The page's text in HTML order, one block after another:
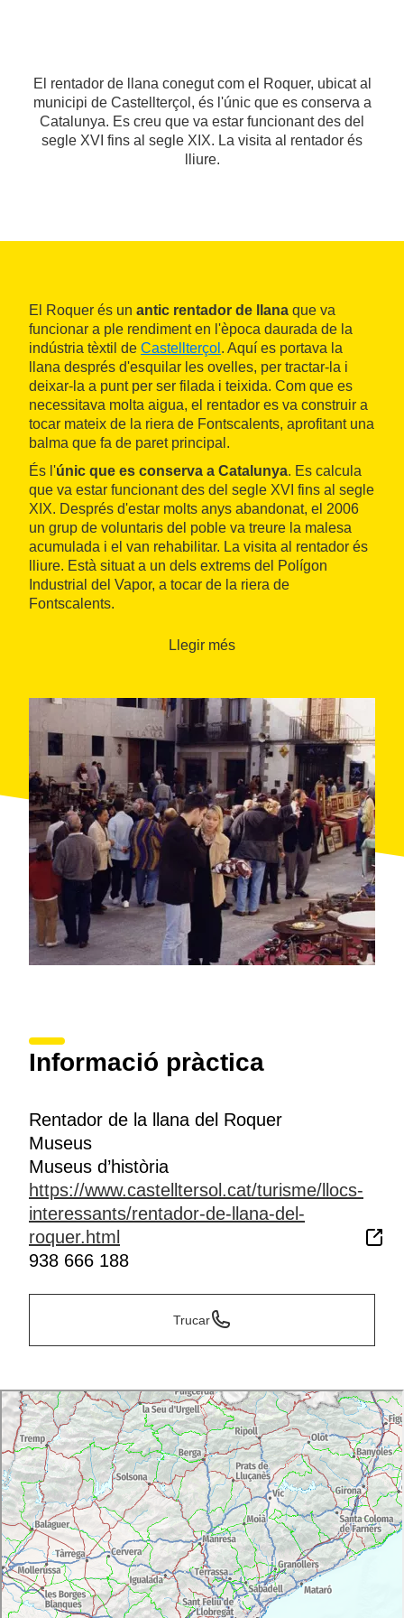
El rentador de llana conegut com el Roquer, ubicat al
municipi de Castellterçol, és l'únic que es conserva a
Catalunya. Es creu que va estar funcionant des del
segle XVI fins al segle XIX. La visita al rentador és
lliure.
El Roquer és un antic rentador de llana que va
funcionar a ple rendiment en l'època daurada de la
indústria tèxtil de Castellterçol . Aquí es portava la
llana després d'esquilar les ovelles, per tractar-la i
deixar-la a punt per ser filada i teixida. Com que es
necessitava molta aigua, el rentador es va construir a
tocar mateix de la riera de Fontscalents, aprofitant una
balma que fa de paret principal.
És l'únic que es conserva a Catalunya. Es calcula
que va estar funcionant des del segle XVI fins al segle
XIX. Després d'estar molts anys abandonat, el 2006
un grup de voluntaris del poble va treure la malesa
acumulada i el van rehabilitar. La visita al rentador és
lliure. Està situat a un dels extrems del Polígon
Industrial del Vapor, a tocar de la riera de
Fontscalents.
Llegir més
Informació pràctica
Rentador de la llana del Roquer
Museus
Museus d’història
https://www.castelltersol.cat/turisme/llocs-
interessants/rentador-de-llana-del-
roquer.html
938 666 188
Trucar